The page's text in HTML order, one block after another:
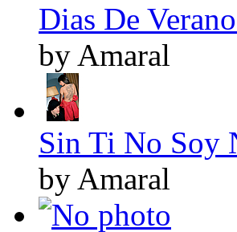
Dias De
by Amaral
Sin Ti No Soy
by Amaral